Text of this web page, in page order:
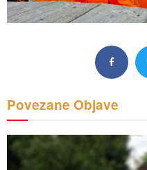
Povezane Objave